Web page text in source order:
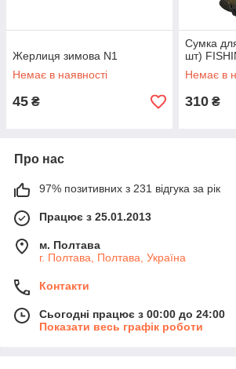
Жерлиця зимова N1
Немає в наявності
45 ₴
Сумка
шт)
Немає в
310 ₴
Про нас
97% позитивних з 231 відгука за рік
Працює з 25.01.2013
м. Полтава
г. Полтава, Полтава, Україна
Контакти
Сьогодні працює з 00:00 до 24:00
Показати весь графік роботи